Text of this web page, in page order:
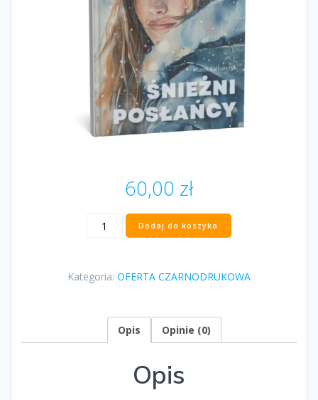
60,00 zł
ilość
"Śnieżni
Kalbarczyk
Dodaj do koszyka
Kategoria: OFERTA CZARNODRUKOWA
Opis Opinie (0)
Opis